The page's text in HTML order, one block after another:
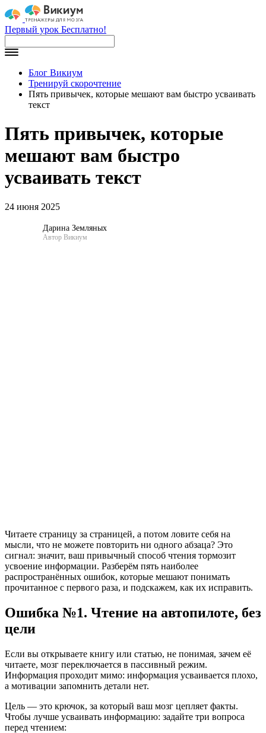
Первый урок Бесплатно!
Блог Викиум
Тренируй скорочтение
Пять привычек, которые мешают вам быстро усваивать
текст
Пять привычек, которые
мешают вам быстро
усваивать текст
24 июня 2025
Дарина Земляных
Автор Викиум
Читаете страницу за страницей, а потом ловите себя на
мысли, что не можете повторить ни одного абзаца? Это
сигнал: значит, ваш привычный способ чтения тормозит
усвоение информации. Разберём пять наиболее
распространённых ошибок, которые мешают понимать
прочитанное с первого раза, и подскажем, как их исправить.
Ошибка №1. Чтение на автопилоте, без
цели
Если вы открываете книгу или статью, не понимая, зачем её
читаете, мозг переключается в пассивный режим.
Информация проходит мимо: информация усваивается плохо,
а мотивации запомнить детали нет.
Цель — это крючок, за который ваш мозг цепляет факты.
Чтобы лучше усваивать информацию: задайте три вопроса
перед чтением: